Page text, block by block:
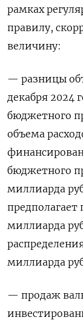
рамках
правилу,
величину:
— разницы
декабря 2024
бюджетного
объема
бюджетного
миллиарда
предполагает
миллиарда
миллиарда
— продаж